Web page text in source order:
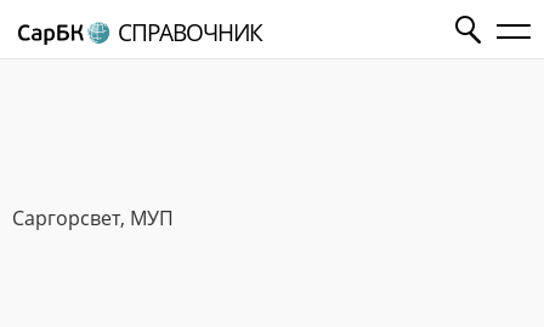
СПРАВОЧНИК
Саргорсвет, МУП